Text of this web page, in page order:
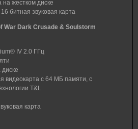
на жестком диске
битная звуковая карта
War Dark Crusade & Soulstorm
IV 2.0 ГГц
видеокарта с 64 МБ памяти, с
T&L
карта